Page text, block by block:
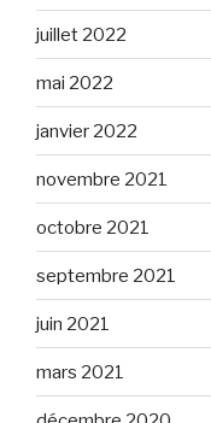
juillet 2022
mai 2022
janvier 2022
novembre 2021
octobre 2021
septembre 2021
juin 2021
mars 2021